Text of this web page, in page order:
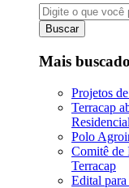
Buscar
Mais
Projetos
Terracap
Polo
Comitê de
Terracap
Edital